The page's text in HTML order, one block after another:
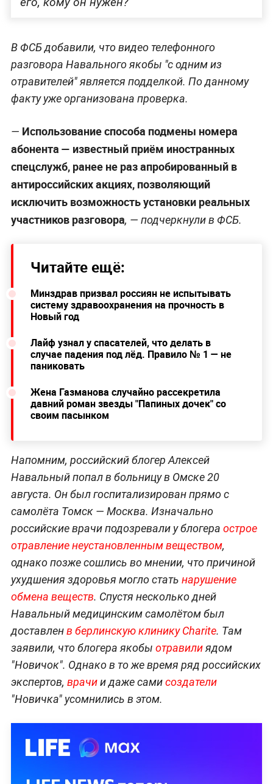
В ФСБ добавили, что видео телефонного
разговора Навального якобы "с одним из
отравителей" является подделкой. По данному
факту уже организована проверка.
— Использование способа подмены номера
абонента — известный приём иностранных
спецслужб, ранее не раз апробированный в
антироссийских акциях, позволяющий
исключить возможность установки реальных
участников разговора, — подчеркнули в ФСБ.
Читайте ещё:
Минздрав призвал россиян не испытывать
систему здравоохранения на прочность в
Новый год
Лайф узнал у спасателей, что делать в
случае падения под лёд. Правило № 1 — не
паниковать
Жена Газманова случайно рассекретила
давний роман звезды "Папиных дочек" со
своим пасынком
Напомним, российский блогер Алексей
Навальный попал в больницу в Омске 20
августа. Он был госпитализирован прямо с
самолёта Томск — Москва. Изначально
российские врачи подозревали у блогера острое
отравление неустановленным веществом,
однако позже сошлись во мнении, что причиной
ухудшения здоровья могло стать нарушение
обмена веществ. Спустя несколько дней
Навальный медицинским самолётом был
доставленв берлинскую клинику Charite. Там
заявили, что блогера якобы отравилиядом
"Новичок". Однако в то же время ряд российских
экспертов, врачии даже самисоздатели
"Новичка" усомнились в этом.